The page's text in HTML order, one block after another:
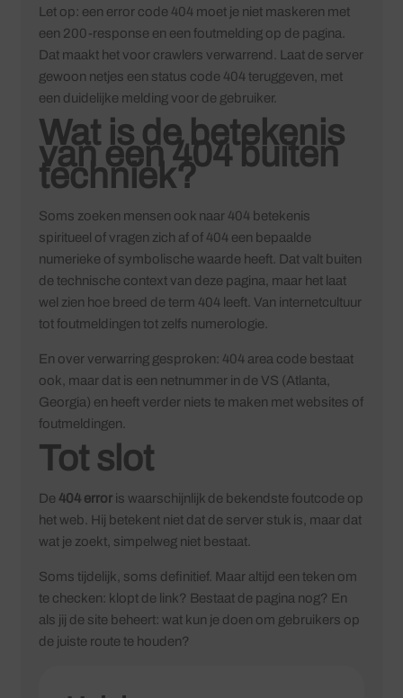
Let op: een error code 404 moet je niet maskeren met
een 200-response en een foutmelding op de pagina.
Dat maakt het voor crawlers verwarrend. Laat de server
gewoon netjes een status code 404 teruggeven, met
een duidelijke melding voor de gebruiker.
Wat is de betekenis
van een 404 buiten
techniek?
Soms zoeken mensen ook naar 404 betekenis
spiritueel of vragen zich af of 404 een bepaalde
numerieke of symbolische waarde heeft. Dat valt buiten
de technische context van deze pagina, maar het laat
wel zien hoe breed de term 404 leeft. Van internetcultuur
tot foutmeldingen tot zelfs numerologie.
En over verwarring gesproken: 404 area code bestaat
ook, maar dat is een netnummer in de VS (Atlanta,
Georgia) en heeft verder niets te maken met websites of
foutmeldingen.
Tot slot
De 404 error is waarschijnlijk de bekendste foutcode op
het web. Hij betekent niet dat de server stuk is, maar dat
wat je zoekt, simpelweg niet bestaat.
Soms tijdelijk, soms definitief. Maar altijd een teken om
te checken: klopt de link? Bestaat de pagina nog? En
als jij de site beheert: wat kun je doen om gebruikers op
de juiste route te houden?